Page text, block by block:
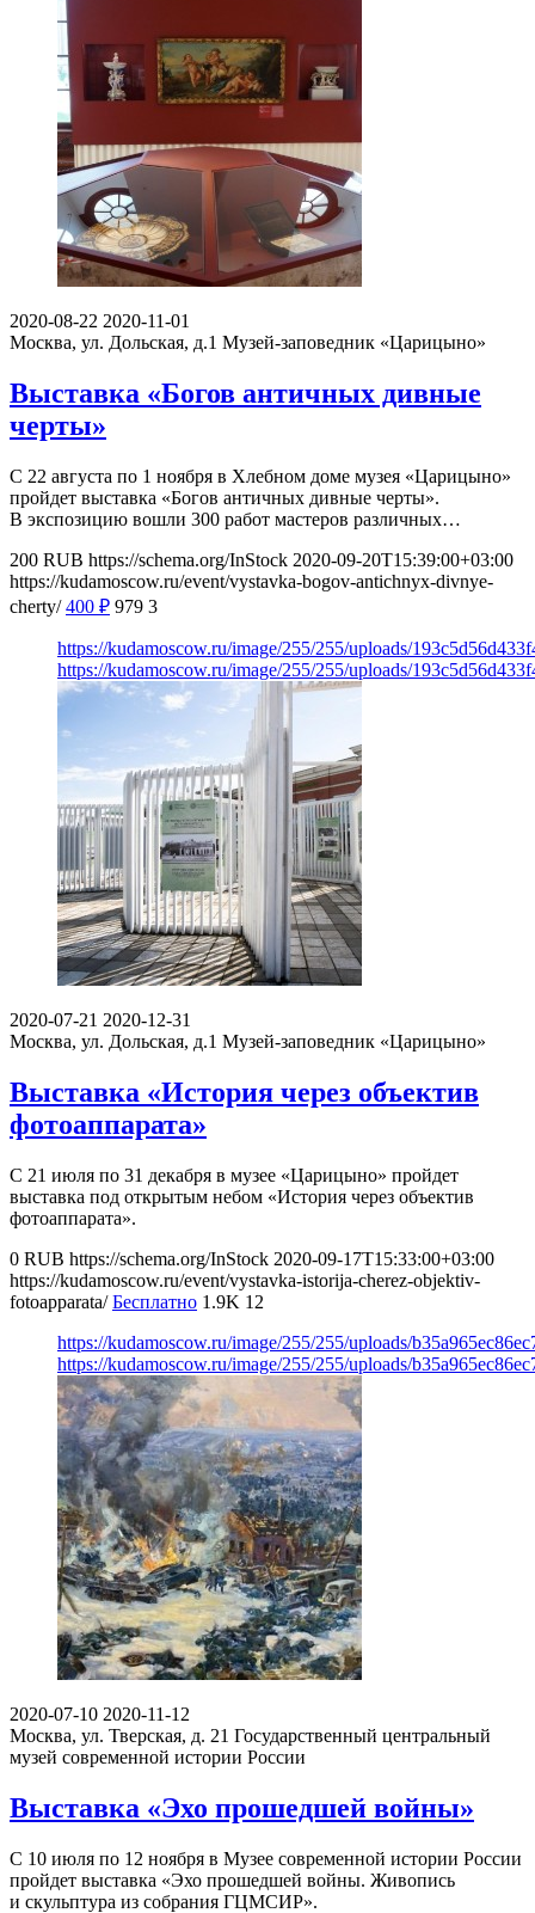
2020-08-22 2020-11-01
Москва, ул. Дольская, д.1 Музей-заповедник «Царицыно»
Выставка «Богов античных дивные
черты»
С 22 августа по 1 ноября в Хлебном доме музея «Царицыно»
пройдет выставка «Богов античных дивные черты».
В экспозицию вошли 300 работ мастеров различных…
200 RUB https://schema.org/InStock 2020-09-20T15:39:00+03:00
https://kudamoscow.ru/event/vystavka-bogov-antichnyx-divnye-
cherty/ 400 ₽ 979 3
https://kudamoscow.ru/image/255/255/uploads/
https://kudamoscow.ru/image/255/255/uploads/
2020-07-21 2020-12-31
Москва, ул. Дольская, д.1 Музей-заповедник «Царицыно»
Выставка «История через объектив
фотоаппарата»
С 21 июля по 31 декабря в музее «Царицыно» пройдет
выставка под открытым небом «История через объектив
фотоаппарата».
0 RUB https://schema.org/InStock 2020-09-17T15:33:00+03:00
https://kudamoscow.ru/event/vystavka-istorija-cherez-objektiv-
fotoapparata/ Бесплатно 1.9K 12
https://kudamoscow.ru/image/255/255/uploads/
https://kudamoscow.ru/image/255/255/uploads/
2020-07-10 2020-11-12
Москва, ул. Тверская, д. 21 Государственный центральный
музей современной истории России
Выставка «Эхо прошедшей войны»
С 10 июля по 12 ноября в Музее современной истории России
пройдет выставка «Эхо прошедшей войны. Живопись
и скульптура из собрания ГЦМСИР».